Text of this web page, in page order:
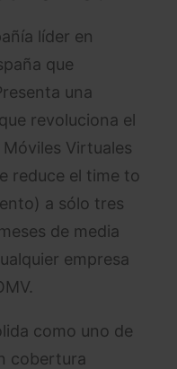
líder en
que
una
revoluciona el
Virtuales
reduce el time to
a sólo tres
de media
empresa
como uno de
cobertura